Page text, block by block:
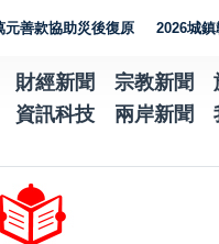
後復原 2026城鎮韌性演習
財經新聞 宗教新聞
資訊科技 兩岸新聞